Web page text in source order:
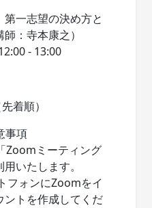
一志望の決め方と
：寺本康之）
- 13:00
着順）
事項
Zoomミーティング
いたします。
フォンにZoomをイ
ントを作成してくだ